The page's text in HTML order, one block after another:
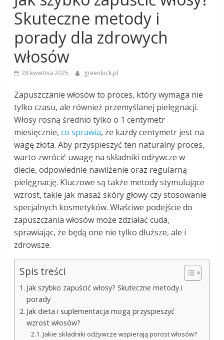
Skuteczne metody i
porady dla zdrowych
włosów
28 kwietnia 2025 greenluck.pl
Zapuszczanie włosów to proces, który wymaga nie
tylko czasu, ale również przemyślanej pielęgnacji.
Włosy rosną średnio tylko o 1 centymetr
miesięcznie,co sprawia, że każdy centymetr jest na
wagę złota. Aby przyspieszyć ten naturalny proces,
warto zwrócić uwagę na składniki odżywcze w
diecie, odpowiednie nawilżenie oraz regularną
pielęgnację. Kluczowe są także metody stymulujące
wzrost, takie jak masaż skóry głowy czy stosowanie
specjalnych kosmetyków. Właściwe podejście do
zapuszczania włosów może zdziałać cuda,
sprawiając, że będą one nie tylko dłuższe, ale i
zdrowsze.
Spis treści
Jak szybko zapuścić włosy? Skuteczne metody i
porady
Jak dieta i suplementacja mogą przyspieszyć
wzrost włosów?
Jakie składniki odżywcze wspierają porost włosów?